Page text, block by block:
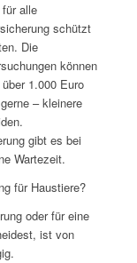
alle
schützt
Die
können
1.000 Euro
– kleinere
gibt es bei
Wartezeit.
für Haustiere?
oder für eine
ist von